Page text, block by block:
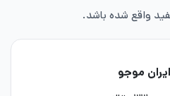
واقع شده باشد.
موجو